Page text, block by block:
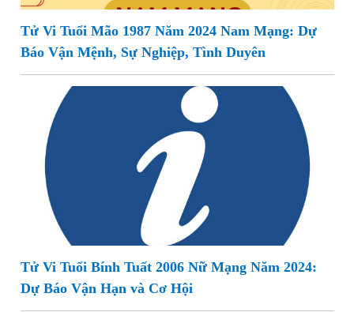
Tử Vi Tuổi Mão 1987 Năm 2024 Nam Mạng: Dự
Báo Vận Mệnh, Sự Nghiệp, Tình Duyên
Tử Vi Tuổi Bính Tuất 2006 Nữ Mạng Năm 2024:
Dự Báo Vận Hạn và Cơ Hội